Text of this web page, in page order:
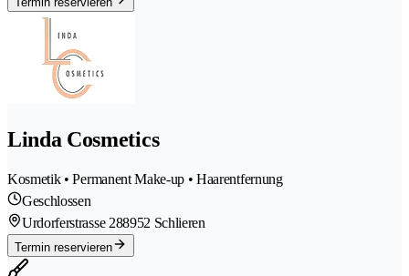
Linda Cosmetics
Kosmetik • Permanent Make-up • Haarentfernung
Geschlossen
Urdorferstrasse 288952 Schlieren
Termin reservieren